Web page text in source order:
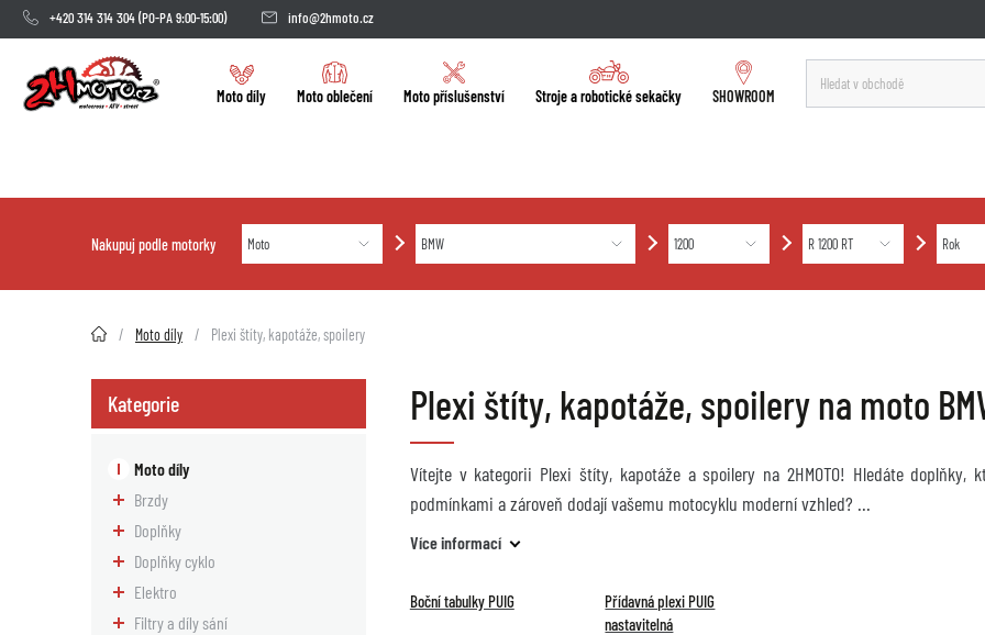
+420 314 314 304(PO-PA 9:00-15:00) info@2hmoto.cz
Moto díly Moto oblečení Moto příslušenství Stroje a robotické sekačky SHOWROOM
Nakupuj podle motorky
2HMOTO.cz Moto díly Plexi štíty, kapotáže, spoilery
Kategorie
Moto díly
Brzdy
Doplňky
Doplňky cyklo
Elektro
Filtry a díly sání
Plexi štíty, kapotáže, spoilery na moto
Vítejte v kategorii Plexi štíty, kapotáže a spoilery na 2HMOTO! Hledáte
podmínkami a zároveň dodají vašemu motocyklu moderní vzhled?
Více informací
Boční tabulky PUIG
Přídavná plexi PUIG
nastavitelná